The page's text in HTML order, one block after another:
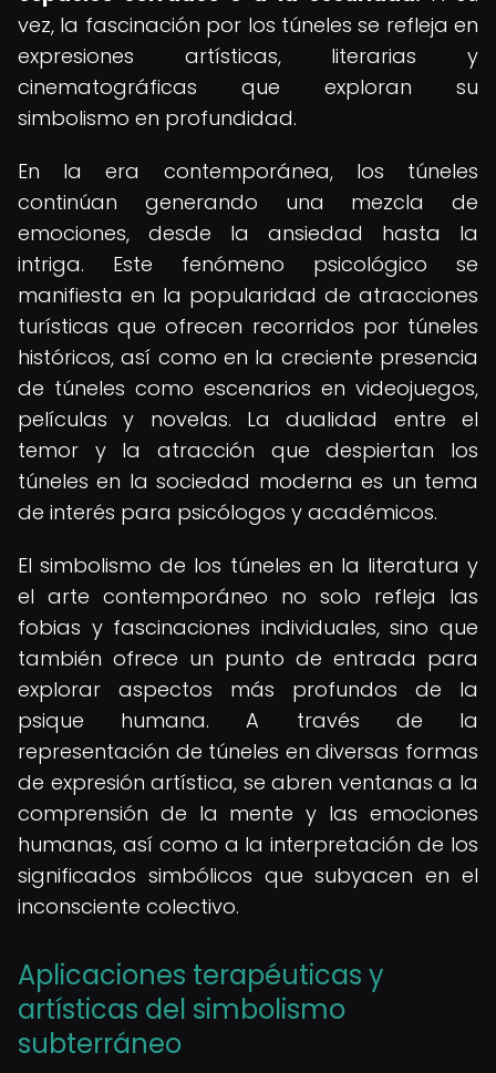
vez, la fascinación por los túneles se refleja en
expresiones artísticas, literarias y
cinematográficas que exploran su
simbolismo en profundidad.
En la era contemporánea, los túneles
continúan generando una mezcla de
emociones, desde la ansiedad hasta la
intriga. Este fenómeno psicológico se
manifiesta en la popularidad de atracciones
turísticas que ofrecen recorridos por túneles
históricos, así como en la creciente presencia
de túneles como escenarios en videojuegos,
películas y novelas. La dualidad entre el
temor y la atracción que despiertan los
túneles en la sociedad moderna es un tema
de interés para psicólogos y académicos.
El simbolismo de los túneles en la literatura y
el arte contemporáneo no solo refleja las
fobias y fascinaciones individuales, sino que
también ofrece un punto de entrada para
explorar aspectos más profundos de la
psique humana. A través de la
representación de túneles en diversas formas
de expresión artística, se abren ventanas a la
comprensión de la mente y las emociones
humanas, así como a la interpretación de los
significados simbólicos que subyacen en el
inconsciente colectivo.
Aplicaciones terapéuticas y
artísticas del simbolismo
subterráneo